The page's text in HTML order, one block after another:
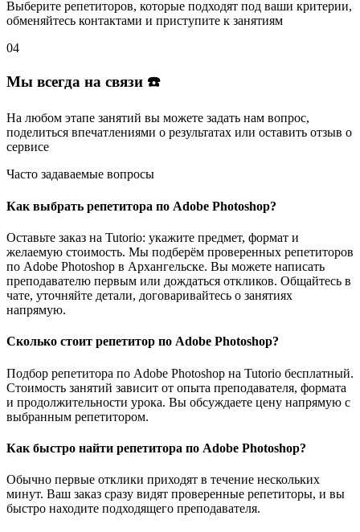
Выберите репетиторов, которые подходят под ваши критерии,
обменяйтесь контактами и приступите к занятиям
04
Мы всегда на связи ☎️
На любом этапе занятий вы можете задать нам вопрос,
поделиться впечатлениями о результатах или оставить отзыв о
сервисе
Часто задаваемые вопросы
Как выбрать репетитора по Adobe Photoshop?
Оставьте заказ на Tutorio: укажите предмет, формат и
желаемую стоимость. Мы подберём проверенных репетиторов
по Adobe Photoshop в Архангельске. Вы можете написать
преподавателю первым или дождаться откликов. Общайтесь в
чате, уточняйте детали, договаривайтесь о занятиях
напрямую.
Сколько стоит репетитор по Adobe Photoshop?
Подбор репетитора по Adobe Photoshop на Tutorio бесплатный.
Стоимость занятий зависит от опыта преподавателя, формата
и продолжительности урока. Вы обсуждаете цену напрямую с
выбранным репетитором.
Как быстро найти репетитора по Adobe Photoshop?
Обычно первые отклики приходят в течение нескольких
минут. Ваш заказ сразу видят проверенные репетиторы, и вы
быстро находите подходящего преподавателя.